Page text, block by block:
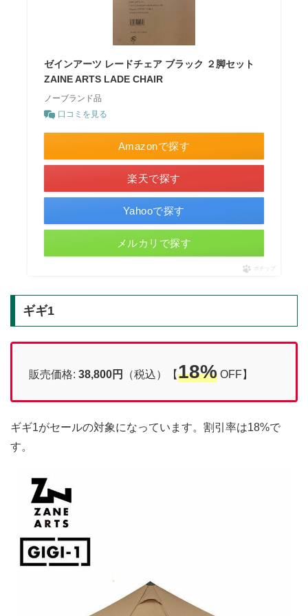
ゼインアーツ レードチェア ブラック ２脚セット
ZAINE ARTS LADE CHAIR
ノーブランド品
口コミを見る
Amazonで探す
楽天で探す
Yahooで探す
メルカリで探す
ポチップ
ギギ1
販売価格: 38,800円 （税込）【18% OFF】
ギギ1がセールの対象になっています。割引率は18%で
す。